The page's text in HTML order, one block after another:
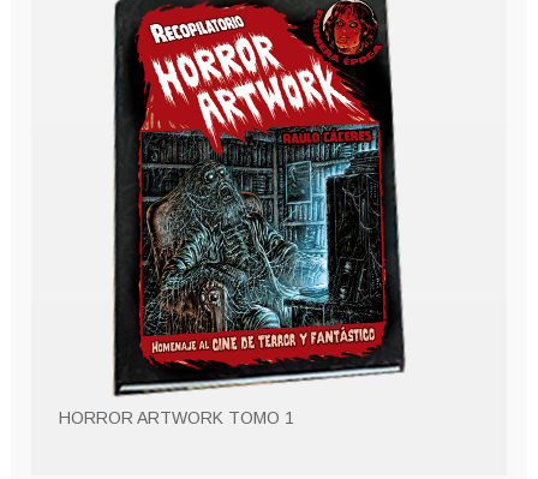
HORROR ARTWORK TOMO 1